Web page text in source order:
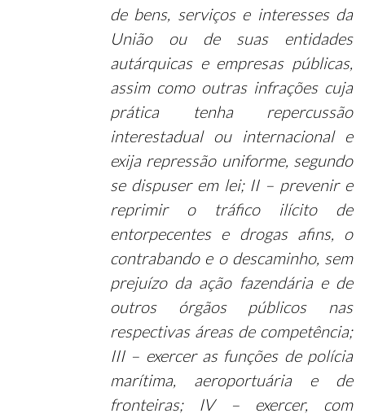
de bens, serviços e interesses da
União ou de suas entidades
autárquicas e empresas públicas,
assim como outras infrações cuja
prática tenha repercussão
interestadual ou internacional e
exija repressão uniforme, segundo
se dispuser em lei; II – prevenir e
reprimir o tráfico ilícito de
entorpecentes e drogas afins, o
contrabando e o descaminho, sem
prejuízo da ação fazendária e de
outros órgãos públicos nas
respectivas áreas de competência;
III – exercer as funções de polícia
marítima, aeroportuária e de
fronteiras; IV – exercer, com